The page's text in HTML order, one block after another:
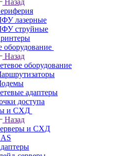
Назад
лазерные
струйные
оборудование
Назад
оборудование
адаптеры
доступа
и СХД
Назад
и СХД